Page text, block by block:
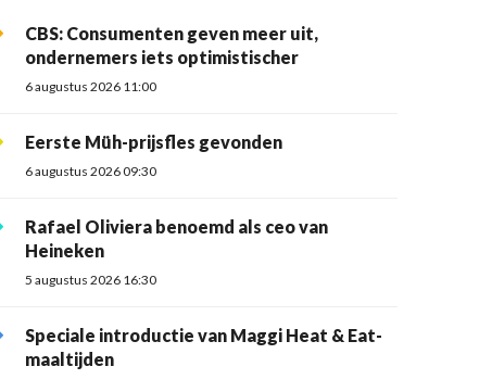
CBS: Consumenten geven meer uit,
ondernemers iets optimistischer
6 augustus 2026 11:00
Eerste Müh-prijsfles gevonden
6 augustus 2026 09:30
Rafael Oliviera benoemd als ceo van
Heineken
5 augustus 2026 16:30
Speciale introductie van Maggi Heat & Eat-
maaltijden